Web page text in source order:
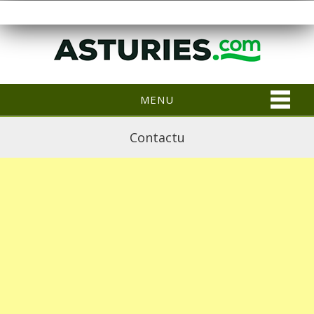
MENU
Contactu